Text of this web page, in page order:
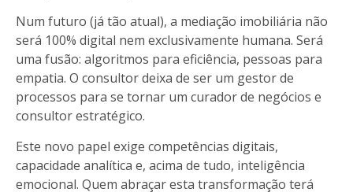
Num futuro (já tão atual), a mediação imobiliária não
será 100% digital nem exclusivamente humana. Será
uma fusão: algoritmos para eficiência, pessoas para
empatia. O consultor deixa de ser um gestor de
processos para se tornar um curador de negócios e
consultor estratégico.
Este novo papel exige competências digitais,
capacidade analítica e, acima de tudo, inteligência
emocional. Quem abraçar esta transformação terá